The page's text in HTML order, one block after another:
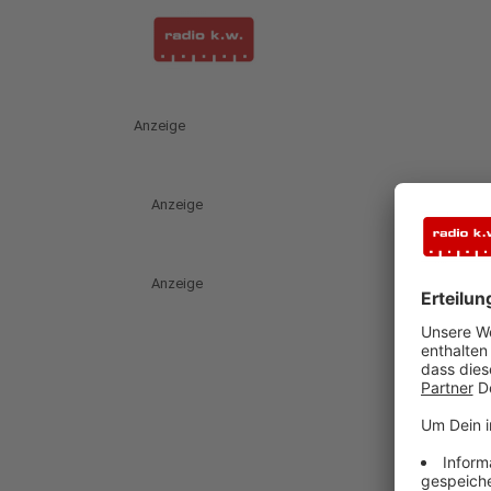
Anzeige
Anzeige
Anzeige